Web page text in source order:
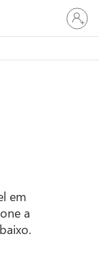
Iniciar
sessão
na
em
a